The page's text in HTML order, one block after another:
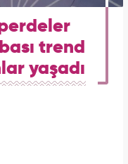
trend
yaşadı